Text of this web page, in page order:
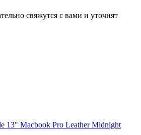
свяжутся с вами и уточнят
13" Macbook Pro Leather Midnight